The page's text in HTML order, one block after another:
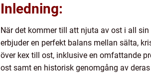
Inledning:
När det kommer till att njuta av ost i all
erbjuder en perfekt balans mellan sälta,
över kex till ost, inklusive en omfattande
ost samt en historisk genomgång av